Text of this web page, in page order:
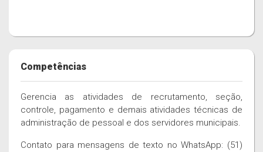
Competências
Gerencia as atividades de recrutamento, seção,
controle, pagamento e demais atividades técnicas de
administração de pessoal e dos servidores municipais.
Contato para mensagens de texto no WhatsApp: (51)